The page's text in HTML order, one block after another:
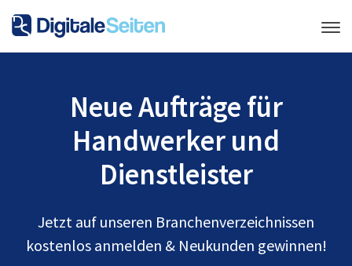
Neue Aufträge für
Handwerker und
Dienstleister
Jetzt auf unseren Branchenverzeichnissen
kostenlos anmelden & Neukunden gewinnen!